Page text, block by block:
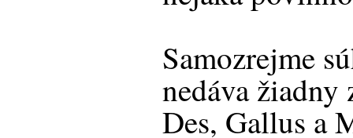
Samozrejme
nedáva žiadny
Des, Gallus a